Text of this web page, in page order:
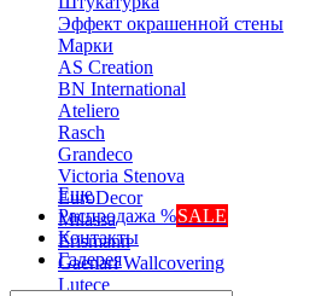
Эффект окрашенной стены
Марки
AS Creation
BN International
Ateliero
Rasch
Grandeco
Victoria Stenova
EuroDecor
Milassa
Erismann
Gaenari Wallcovering
Lutece
Еще
Распродажа %SALE
Контакты
Галерея